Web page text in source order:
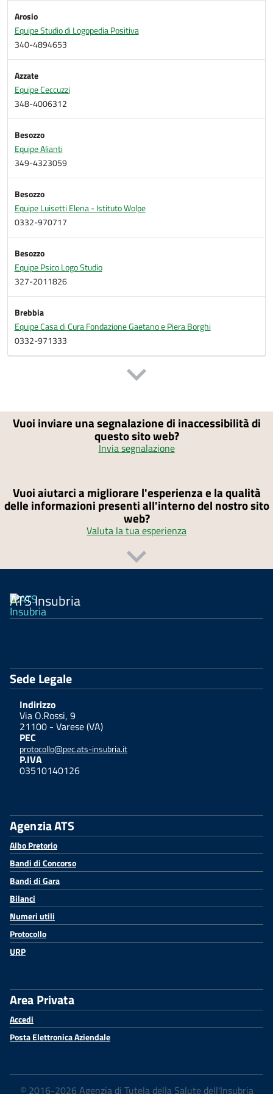
Arosio
Equipe Studio di Logopedia Positiva
340-4894653
Azzate
Equipe Ceccuzzi
348-4006312
Besozzo
Equipe Alianti
349-4323059
Besozzo
Equipe Luisetti Elena - Istituto Wolpe
0332-970717
Besozzo
Equipe Psico Logo Studio
327-2011826
Brebbia
Equipe Casa di Cura Fondazione Gaetano e Piera Borghi
0332-971333
Vuoi inviare una segnalazione di inaccessibilità di
questo sito web?
Invia segnalazione
Vuoi aiutarci a migliorare l'esperienza e la qualità
delle informazioni presenti all'interno del nostro sito
web?
Valuta la tua esperienza
ATS Insubria
Sede Legale
Indirizzo
Via O.Rossi, 9
21100 - Varese (VA)
PEC
protocollo@pec.ats-insubria.it
P.IVA
03510140126
Agenzia ATS
Albo Pretorio
Bandi di Concorso
Bandi di Gara
Bilanci
Numeri utili
Protocollo
URP
Area Privata
Accedi
Posta Elettronica Aziendale
© 2016-2026 Agenzia di Tutela della Salute dell'Insubria